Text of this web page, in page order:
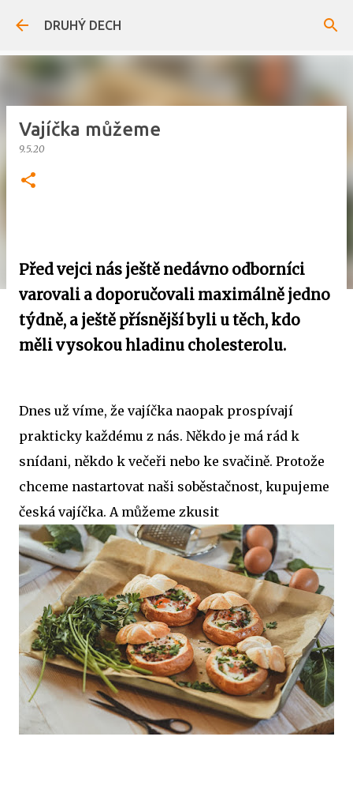
Přeskočit na hlavní obsah
DRUHÝ DECH
Vajíčka můžeme
9.5.20
Před vejci nás ještě nedávno odborníci
varovali a doporučovali maximálně jedno
týdně, a ještě přísnější byli u těch, kdo
měli vysokou hladinu cholesterolu.
Dnes už víme, že vajíčka naopak prospívají
prakticky každému z nás. Někdo je má rád k
snídani, někdo k večeři nebo ke svačině. Protože
chceme nastartovat naši soběstačnost, kupujeme
česká vajíčka. A můžeme zkusit